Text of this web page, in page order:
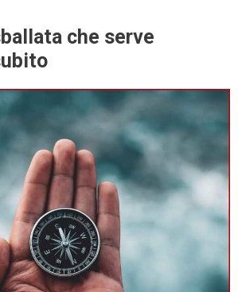
che serve